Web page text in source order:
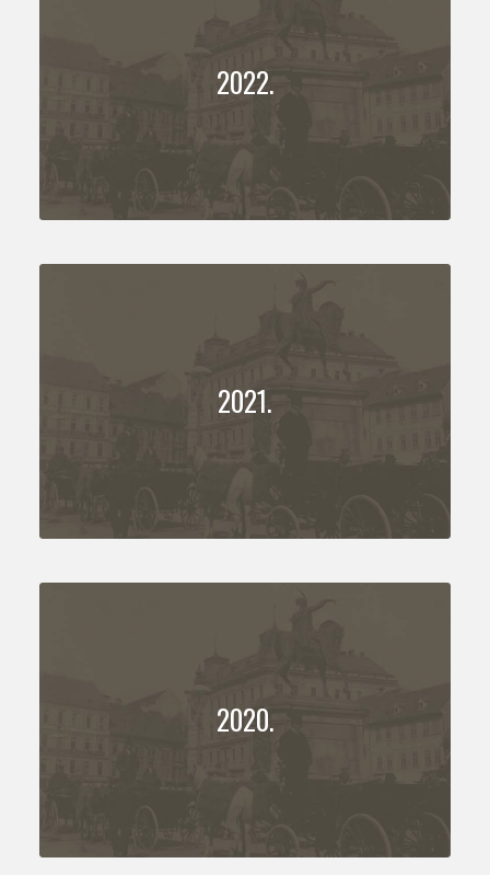
2022.
2021.
2020.